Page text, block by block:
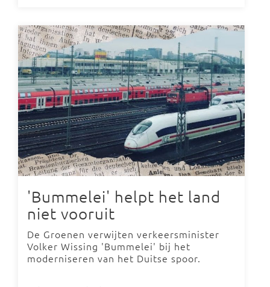
'Bummelei' helpt het land
niet vooruit
De Groenen verwijten verkeersminister
Volker Wissing 'Bummelei' bij het
moderniseren van het Duitse spoor.